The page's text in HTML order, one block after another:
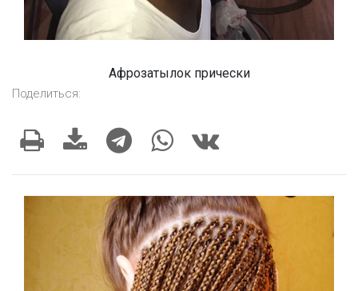
Афрозатылок прически
Поделиться: